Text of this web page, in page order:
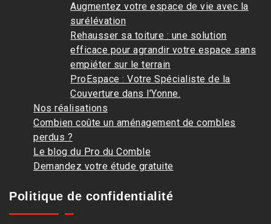
Augmentez votre espace de vie avec la
surélévation
Rehausser sa toiture : une solution
efficace pour agrandir votre espace sans
empiéter sur le terrain
ProEspace : Votre Spécialiste de la
Couverture dans l’Yonne.
Nos réalisations
Combien coûte un aménagement de combles
perdus ?
Le blog du Pro du Comble
Demandez votre étude gratuite
Politique de confidentialité